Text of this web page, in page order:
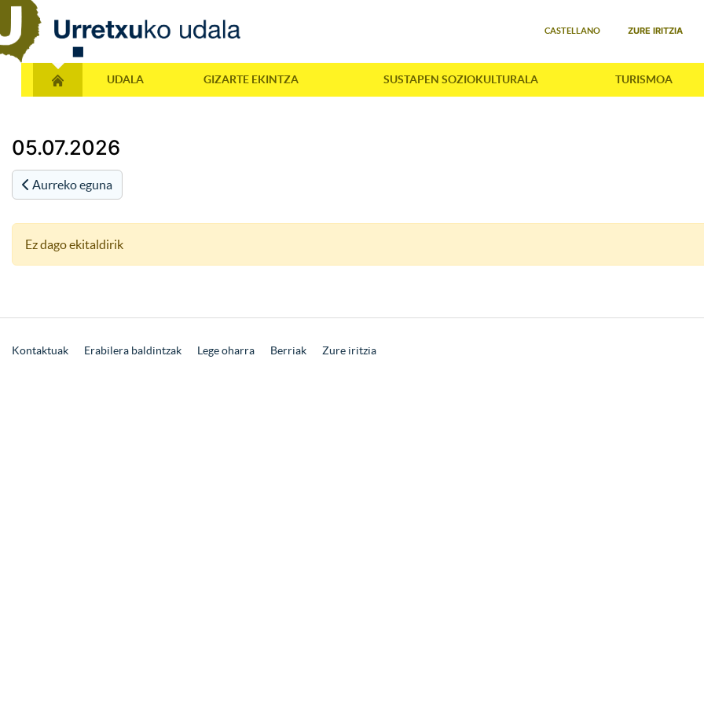
CASTELLANO ZURE IRITZIA
UDALA GIZARTE EKINTZA SUSTAPEN SOZIOKULTURALA TURISMOA
05.07.2026
Aurreko eguna
Ez dago ekitaldirik
Kontaktuak Erabilera baldintzak Lege oharra Berriak Zure iritzia